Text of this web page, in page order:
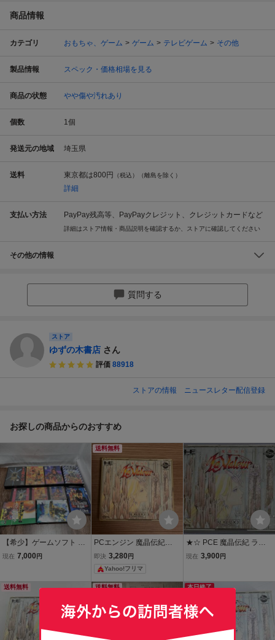
商品情報
カテゴリ おもちゃ、ゲーム ゲーム テレビゲーム その他
製品情報 スペック・価格相場を見る
商品の状態 やや傷や汚れあり
個数 1個
発送元の地域 埼玉県
送料 東京都は800円 （税込）（離島を除く）
詳細
支払い方法 PayPay残高等、PayPayクレジット、クレジットカードなど
詳細はストア情報・商品説明を確認するか、ストアに確認してください
その他の情報
質問する
ストア
ゆずの木書店 さん
評価 88918
ストアの情報 ニュースレター配信登録
お探しの商品からのおすすめ
【希少】ゲームソフト Wi
ndows CD-COM KOEI 光
プキット まとめ (121)
現在 7,000 円
送料無料
PCエンジン 魔晶伝紀
ラ・ヴァルー CD-ROM2
工画堂 説明書付
即決 3,280 円
Yahoo!フリマ
★☆ PCE 魔晶伝紀 ラ・
ヴァルー PCエンジン CD-
現在 3,900 円
送料無料 送料無料 本日終了